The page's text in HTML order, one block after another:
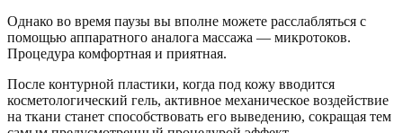
Однако во время паузы вы вполне можете расслабляться с
помощью аппаратного аналога массажа — микротоков.
Процедура комфортная и приятная.
После контурной пластики, когда под кожу вводится
косметологический гель, активное механическое воздействие
на ткани станет способствовать его выведению, сокращая тем